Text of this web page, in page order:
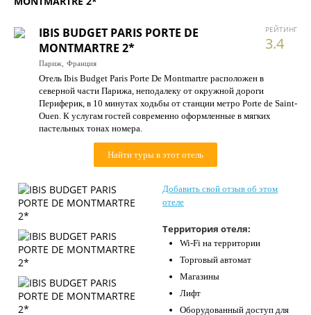
Цены дня
Страны
Как купить
О нас
РЕЙТИНГ
3.4
IBIS BUDGET PARIS PORTE DE
MONTMARTRE 2*
Париж, Франция
Отель Ibis Budget Paris Porte De Montmartre расположен в
северной части Парижа, неподалеку от окружной дороги
Периферик, в 10 минутах ходьбы от станции метро Porte de Saint-
Ouen. К услугам гостей современно оформленные в мягких
пастельных тонах номера.
Найти туры в этот отель
Добавить свой отзыв об этом
отеле
Территория отеля:
Wi-Fi на территории
Торговый автомат
Магазины
Лифт
Оборудованный доступ для